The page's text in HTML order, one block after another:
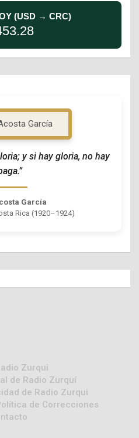
(USD → CRC)
y si hay gloria, no hay
García
Rica (1920–1924)
Zurqui
de Radio Zurquí
de Radio Zurqui
de Correcciones